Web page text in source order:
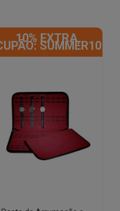
10% EXTRA,
SUMMER10